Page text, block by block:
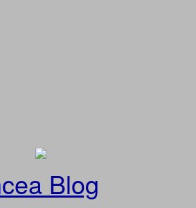
Blog